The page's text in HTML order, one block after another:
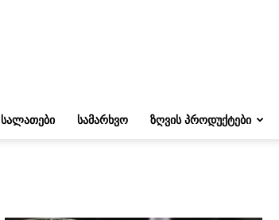
ᲡᲐᲚᲐᲗᲔᲑᲘ ᲡᲐᲛᲐᲠᲮᲕᲝ ᲖᲦᲕᲘᲡ ᲞᲠᲝᲓᲣᲥᲢᲔᲑᲘ